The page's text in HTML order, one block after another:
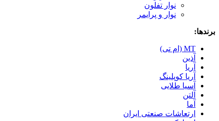
نوار تفلون
نوار و پرایمر
برندها:
MT (ام تی)
آذین
آریا
آریا کوپلینگ
آسیا طلایی
آلتن
آما
ارتعاشات صنعتی ایران